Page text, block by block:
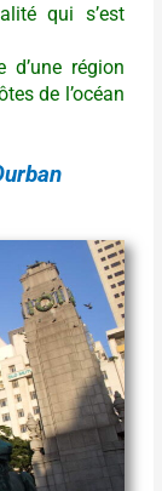
qui s’est
d’une région
de l’océan